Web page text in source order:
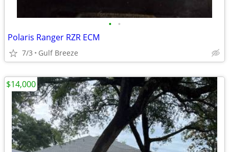
• •
Polaris Ranger RZR ECM
7/3 Gulf Breeze
$14,000